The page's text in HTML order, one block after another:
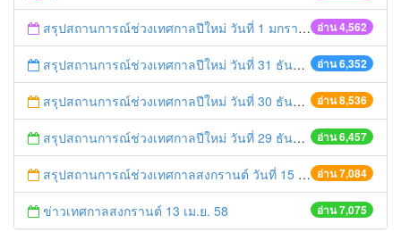
อ่าน 4,562
สรุปสถานการณ์ช่วงเทศกาลปีใหม่ วันที่ 1 มกราคม 2559
อ่าน 6,352
สรุปสถานการณ์ช่วงเทศกาลปีใหม่ วันที่ 31 ธันวาคม 2558
อ่าน 8,536
สรุปสถานการณ์ช่วงเทศกาลปีใหม่ วันที่ 30 ธันวาคม 2558
อ่าน 6,457
สรุปสถานการณ์ช่วงเทศกาลปีใหม่ วันที่ 29 ธันวาคม 2558
อ่าน 7,084
สรุปสถานการณ์ช่วงเทศกาลสงกรานต์ วันที่ 15 เมษายน 2558
อ่าน 7,075
ข่าวเทศกาลสงกรานต์ 13 เม.ย. 58